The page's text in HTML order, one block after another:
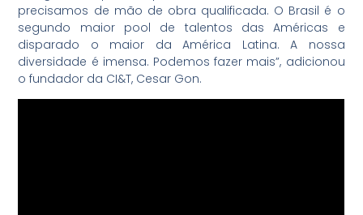
precisamos de mão de obra qualificada. O Brasil é o
segundo maior pool de talentos das Américas e
disparado o maior da América Latina. A nossa
diversidade é imensa. Podemos fazer mais”, adicionou
o fundador da CI&T, Cesar Gon.